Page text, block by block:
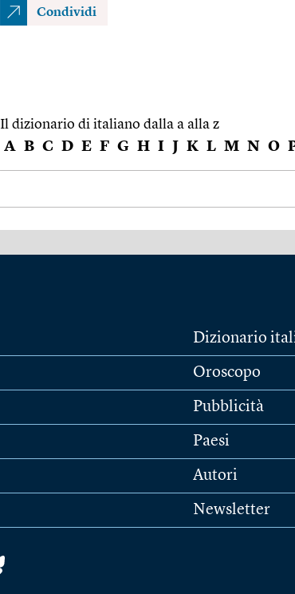
Condividi
Il dizionario di italiano dalla a alla z
A B C D E F G H I J K L M N O
Dizionario
Oroscopo
Pubblicità
Paesi
Autori
Newsletter